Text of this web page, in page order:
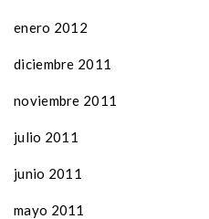
enero 2012
diciembre 2011
noviembre 2011
julio 2011
junio 2011
mayo 2011